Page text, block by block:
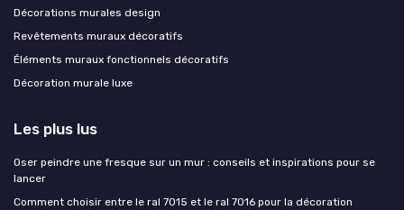
Décorations murales design
Revêtements muraux décoratifs
Éléments muraux fonctionnels décoratifs
Décoration murale luxe
Les plus lus
Oser peindre une fresque sur un mur : conseils et inspirations pour se
lancer
Comment choisir entre le ral 7015 et le ral 7016 pour la décoration